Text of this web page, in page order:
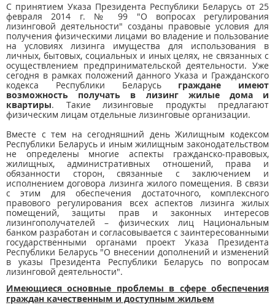
С принятием Указа Президента Республики Беларусь от 25
февраля 2014 г. № 99 "О вопросах регулирования
лизинговой деятельности" созданы правовые условия для
получения физическими лицами во владение и пользование
на условиях лизинга имущества для использования в
личных, бытовых, социальных и иных целях, не связанных с
осуществлением предпринимательской деятельности. Уже
сегодня в рамках положений данного Указа и Гражданского
кодекса Республики Беларусь граждане имеют
возможность получать в лизинг жилые дома и
квартиры. Такие лизинговые продукты предлагают
физическим лицам отдельные лизинговые организации.
Вместе с тем на сегодняшний день Жилищным кодексом
Республики Беларусь и иным жилищным законодательством
не определены многие аспекты гражданско-правовых,
жилищных, административных отношений, права и
обязанности сторон, связанные с заключением и
исполнением договора лизинга жилого помещения. В связи
с этим для обеспечения достаточного, комплексного
правового регулирования всех аспектов лизинга жилых
помещений, защиты прав и законных интересов
лизингополучателей – физических лиц Национальным
банком разработан и согласовывается с заинтересованными
государственными органами проект Указа Президента
Республики Беларусь "О внесении дополнений и изменений
в указы Президента Республики Беларусь по вопросам
лизинговой деятельности".
Имеющиеся основные проблемы в сфере обеспечения
граждан качественным и доступным жильем